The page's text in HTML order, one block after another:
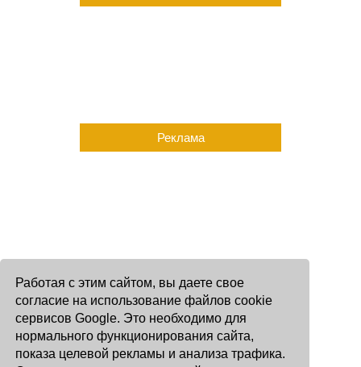
Работая с этим сайтом, вы даете свое
согласие на использование файлов cookie
сервисов Google. Это необходимо для
нормального функционирования сайта,
показа целевой рекламы и анализа трафика.
Реклама